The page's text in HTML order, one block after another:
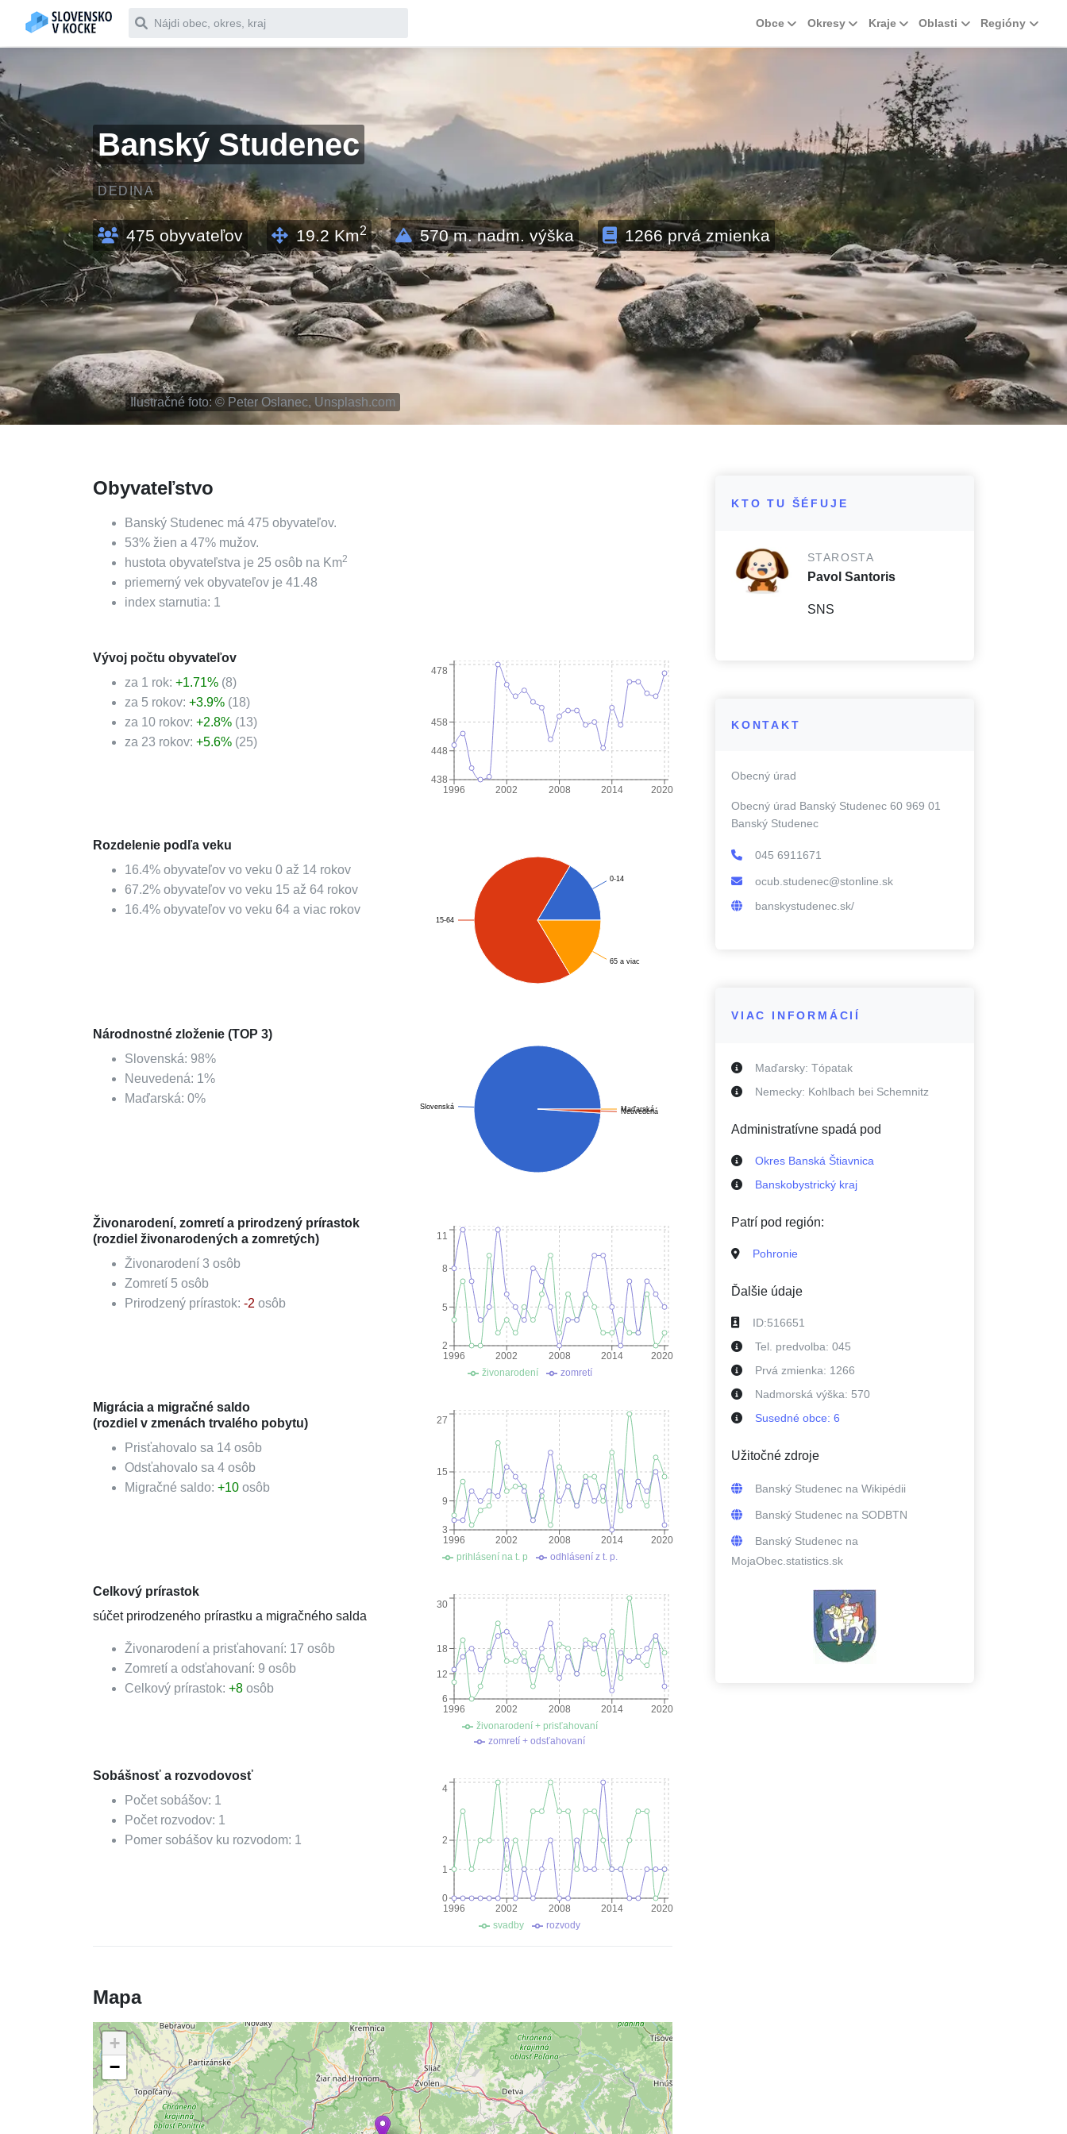
Čo chceš vyhľadať
Obce Okresy Kraje Oblasti Regióny
Banský Studenec
DEDINA
475 obyvateľov 19.2 Km2 570m. nadm. výška 1266 prvá zmienka
Ilustračné foto: © Peter Oslanec, Unsplash.com
Obyvateľstvo
Banský Studenec má 475 obyvateľov.
53% žien a 47% mužov.
hustota obyvateľstva je 25 osôb na Km2
priemerný vek obyvateľov je 41.48
index starnutia: 1
Vývoj počtu obyvateľov
za 1 rok: +1.71% (8)
za 5 rokov: +3.9% (18)
za 10 rokov: +2.8% (13)
za 23 rokov: +5.6% (25)
1996 2002 2008 2014 2020
438
448
458
478
Rozdelenie podľa veku
16.4% obyvateľov vo veku 0 až 14 rokov
67.2% obyvateľov vo veku 15 až 64 rokov
16.4% obyvateľov vo veku 64 a viac rokov
0-14
15-64
65 a viac
Národnostné zloženie (TOP 3)
Slovenská: 98%
Neuvedená: 1%
Maďarská: 0%
Slovenská
Neuvedená
Maďarská
Živonarodení, zomretí a prirodzený prírastok
(rozdiel živonarodených a zomretých)
Živonarodení 3 osôb
Zomretí 5 osôb
Prirodzený prírastok: -2 osôb
1996 2002 2008 2014 2020
2
5
8
11
živonarodení zomretí
Migrácia a migračné saldo
(rozdiel v zmenách trvalého pobytu)
Prisťahovalo sa 14 osôb
Odsťahovalo sa 4 osôb
Migračné saldo: +10 osôb
1996 2002 2008 2014 2020
3
9
15
27
prihlásení na t. p odhlásení z t. p.
Celkový prírastok
súčet prirodzeného prírastku a migračného salda
Živonarodení a prisťahovaní: 17 osôb
Zomretí a odsťahovaní: 9 osôb
Celkový prírastok: +8 osôb
1996 2002 2008 2014 2020
6
12
18
30
živonarodení + prisťahovaní
zomretí + odsťahovaní
Sobášnosť a rozvodovosť
Počet sobášov: 1
Počet rozvodov: 1
Pomer sobášov ku rozvodom: 1
1996 2002 2008 2014 2020
0
1
2
4
svadby rozvody
Mapa
+
−
KTO TU ŠÉFUJE
STAROSTA
Pavol Santoris
SNS
KONTAKT
Obecný úrad
Obecný úrad Banský Studenec 60 969 01
Banský Studenec
045 6911671
ocub.studenec@stonline.sk
banskystudenec.sk/
VIAC INFORMÁCIÍ
Maďarsky: Tópatak
Nemecky: Kohlbach bei Schemnitz
Administratívne spadá pod
Okres Banská Štiavnica
Banskobystrický kraj
Patrí pod región:
Pohronie
Ďalšie údaje
ID:516651
Tel. predvolba: 045
Prvá zmienka: 1266
Nadmorská výška: 570
Susedné obce: 6
Užitočné zdroje
Banský Studenec na Wikipédii
Banský Studenec na SODBTN
Banský Studenec na
MojaObec.statistics.sk